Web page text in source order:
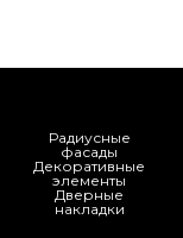
Радиусные
фасады
Декоративные
элементы
Дверные
накладки